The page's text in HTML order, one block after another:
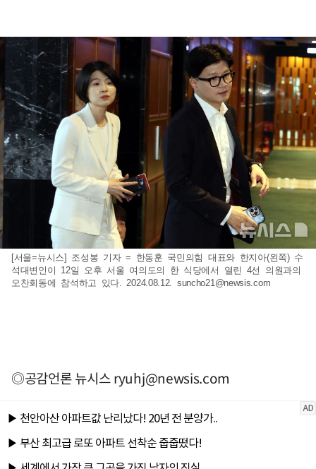
[서울=뉴시스] 조성봉 기자 = 한동훈 국민의힘 대표와 한지아(왼쪽) 수
석대변인이 12일 오후 서울 여의도의 한 식당에서 열린 4선 의원과의
오찬회동에 참석하고 있다. 2024.08.12. suncho21@newsis.com
◎공감언론 뉴시스ryuhj@newsis.com